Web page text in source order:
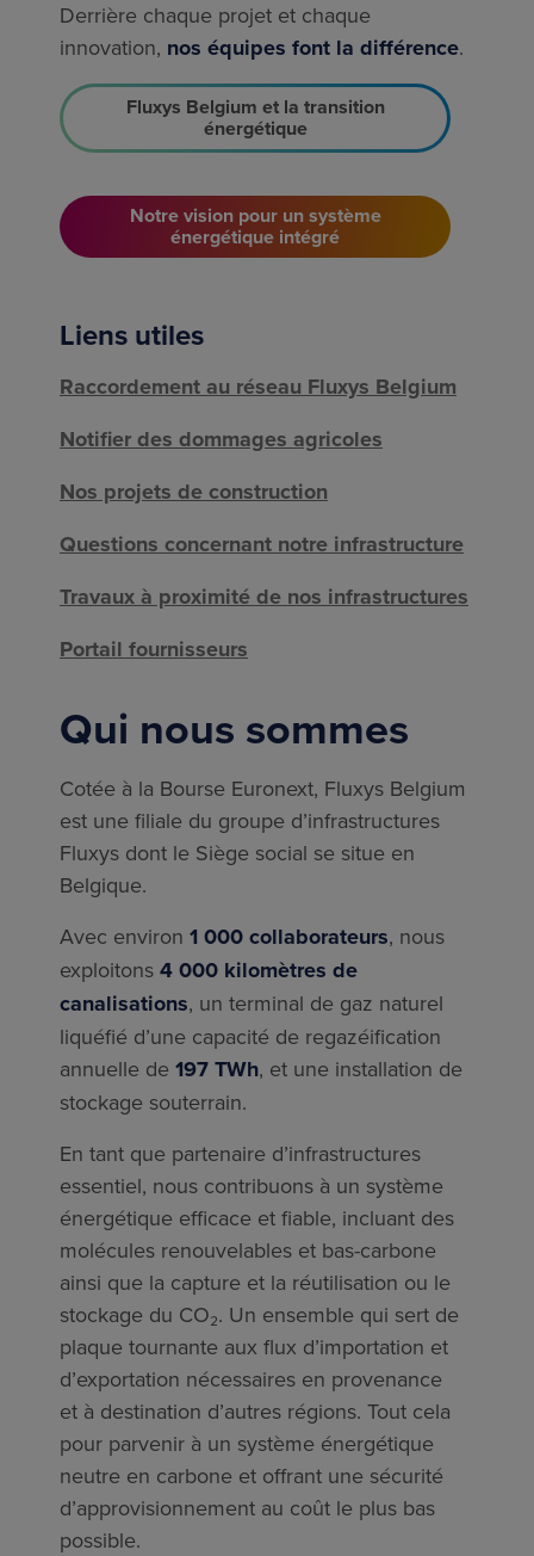
Derrière chaque projet et chaque
innovation, nos équipes font la diﬀérence.
Fluxys Belgium et la transition
énergétique
Notre vision pour un système
énergétique intégré
Liens utiles
Raccordement au réseau Fluxys Belgium
Notifier des dommages agricoles
Nos projets de construction
Questions concernant notre infrastructure
Travaux à proximité de nos infrastructures
Portail fournisseurs
Qui nous sommes
Cotée à la Bourse Euronext, Fluxys Belgium
est une ﬁliale du groupe d’infrastructures
Fluxys dont le Siège social se situe en
Belgique.
Avec environ 1 000 collaborateurs, nous
exploitons 4 000 kilomètres de
canalisations, un terminal de gaz naturel
liquéﬁé d’une capacité de regazéiﬁcation
annuelle de 197 TWh, et une installation de
stockage souterrain.
En tant que partenaire d’infrastructures
essentiel, nous contribuons à un système
énergétique eﬃcace et ﬁable, incluant des
molécules renouvelables et bas-carbone
ainsi que la capture et la réutilisation ou le
stockage du CO₂. Un ensemble qui sert de
plaque tournante aux ﬂux d’importation et
d’exportation nécessaires en provenance
et à destination d’autres régions. Tout cela
pour parvenir à un système énergétique
neutre en carbone et oﬀrant une sécurité
d’approvisionnement au coût le plus bas
possible.